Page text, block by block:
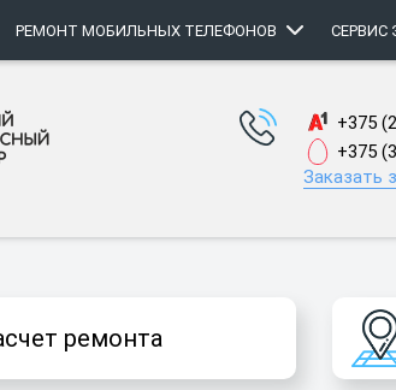
РЕМОНТ МОБИЛЬНЫХ ТЕЛЕФОНОВ СЕРВИС
+375
+375
Заказать
ремонта